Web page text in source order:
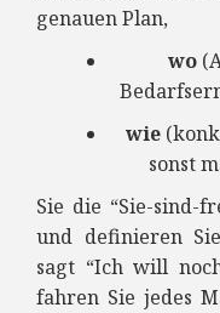
genauen Plan,
wo
wie
sonst
Sie die “Sie-sind-
und definieren
sagt “Ich will
fahren Sie jedes